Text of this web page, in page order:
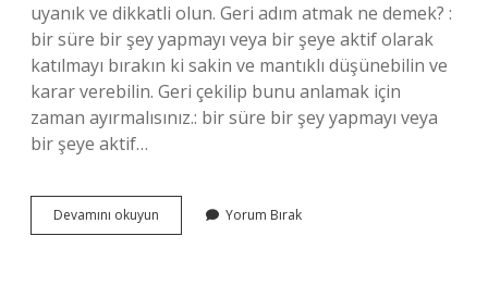
uyanık ve dikkatli olun. Geri adım atmak ne demek? :
bir süre bir şey yapmayı veya bir şeye aktif olarak
katılmayı bırakın ki sakin ve mantıklı düşünebilin ve
karar verebilin. Geri çekilip bunu anlamak için
zaman ayırmalısınız.: bir süre bir şey yapmayı veya
bir şeye aktif…
Devamını okuyun
Atmamak
Yorum Bırak